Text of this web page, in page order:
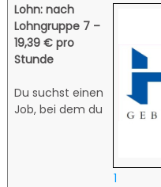
1
Lohn: nach
Lohngruppe 7 –
19,39 € pro
Stunde
Du suchst einen
Job, bei dem du